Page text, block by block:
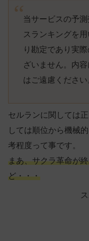
当サービスの予
スランキングを
り勘定であり実
ざいません。内
はご遠慮ください
セルランに関しては
しては順位から機械
考程度って事です。
まあ、サクラ革命が
ど・・・